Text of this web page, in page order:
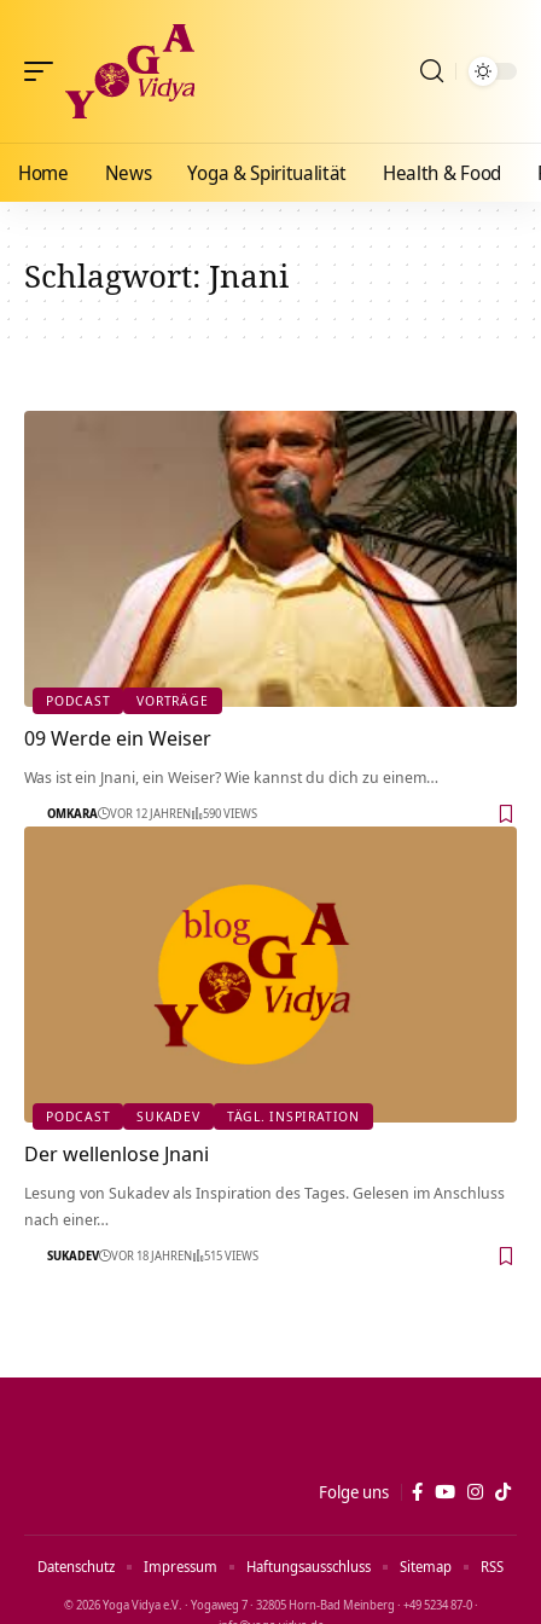
Home News Yoga & Spiritualität Health & Food
Schlagwort:Jnani
PODCAST VORTRÄGE
09 Werde ein Weiser
Was ist ein Jnani, ein Weiser? Wie kannst du dich zu einem…
OMKARA VOR 12 JAHREN 590 VIEWS
PODCAST SUKADEV TÄGL. INSPIRATION
Der wellenlose Jnani
Lesung von Sukadev als Inspiration des Tages. Gelesen im Anschluss
nach einer…
SUKADEV VOR 18 JAHREN 515 VIEWS
Folge uns
© 2026 Yoga Vidya e.V. · Yogaweg 7 · 32805 Horn‑Bad Meinberg · +49 5234 87‑0 ·
Datenschutz Impressum Haftungsausschluss Sitemap RSS